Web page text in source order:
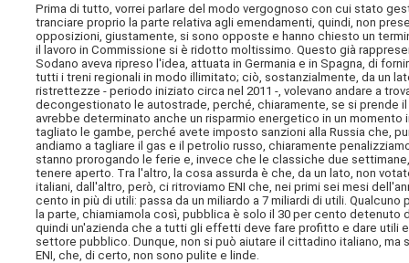
Prima di tutto, vorrei parlare del modo vergognoso con cui stato
tranciare proprio la parte relativa agli emendamenti, quindi, non
opposizioni, giustamente, si sono opposte e hanno chiesto un
il lavoro in Commissione si è ridotto moltissimo. Questo già
Sodano aveva ripreso l'idea, attuata in Germania e in Spagna, di
tutti i treni regionali in modo illimitato; ciò, sostanzialmente, da un
ristrettezze - periodo iniziato circa nel 2011 -, volevano andare a
decongestionato le autostrade, perché, chiaramente, se si prende
avrebbe determinato anche un risparmio energetico in un
tagliato le gambe, perché avete imposto sanzioni alla Russia che,
andiamo a tagliare il gas e il petrolio russo, chiaramente
stanno prorogando le ferie e, invece che le classiche due
tenere aperto. Tra l'altro, la cosa assurda è che, da un lato, non
italiani, dall'altro, però, ci ritroviamo ENI che, nei primi sei mesi
cento in più di utili: passa da un miliardo a 7 miliardi di utili.
la parte, chiamiamola così, pubblica è solo il 30 per cento
quindi un'azienda che a tutti gli effetti deve fare profitto e dare utili
settore pubblico. Dunque, non si può aiutare il cittadino italiano,
ENI, che, di certo, non sono pulite e linde.